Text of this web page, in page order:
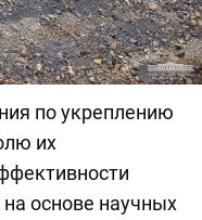
по укреплению
их
основе научных